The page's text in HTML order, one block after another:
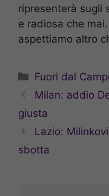
ripresenterà sugli
e radiosa che
aspettiamo altro
Categorie
Fuori dal
Milan: addio
giusta
Lazio:
sbotta